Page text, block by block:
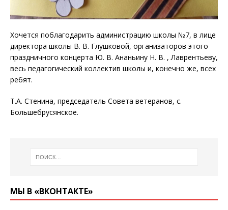
Хочется поблагодарить администрацию школы №7, в лице
директора школы В. В. Глушковой, организаторов этого
праздничного концерта Ю. В. Ананьину Н. В. , Лаврентьеву,
весь педагогический коллектив школы и, конечно же, всех
ребят.
Т.А. Стенина, председатель Совета ветеранов, с.
Большебрусянское.
МЫ В «ВКОНТАКТЕ»